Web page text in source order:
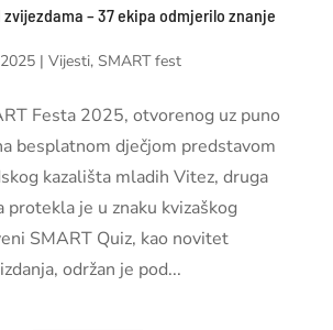
zvijezdama – 37 ekipa odmjerilo znanje
| Vijesti, SMART fest
Festa 2025, otvorenog uz puno
besplatnom dječjom predstavom
kazališta mladih Vitez, druga
protekla je u znaku kvizaškog
SMART Quiz, kao novitet
održan je pod...